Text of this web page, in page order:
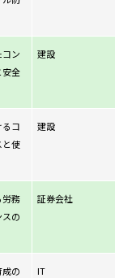
ン
安全
建設
コ
と使
建設
労務
の
証券会社
の
IT